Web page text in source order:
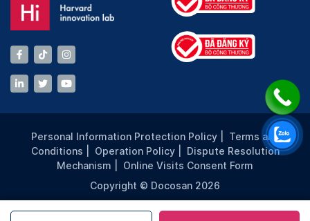
Personal Information Protection Policy
Terms and
Conditions
Operation Policy
Dispute Resolution
Mechanism
Online Visits Consent Form
Copyright © Docosan 2026